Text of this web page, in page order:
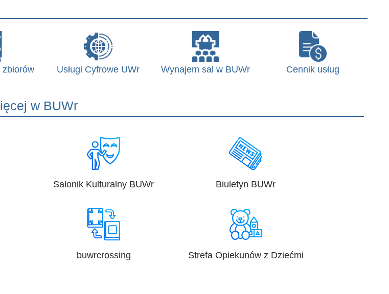
zbiorów Usługi Cyfrowe UWr Wynajem sal w BUWr Cennik usług
w BUWr
Salonik Kulturalny BUWr Biuletyn BUWr
buwrcrossing Strefa Opiekunów z Dziećmi